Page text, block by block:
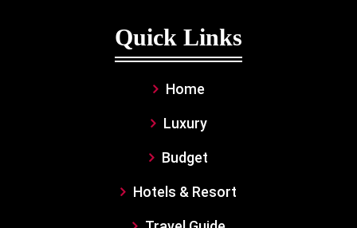
Quick Links
Home
Luxury
Budget
Hotels & Resort